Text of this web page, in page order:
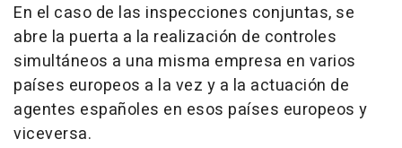
En el caso de las inspecciones conjuntas, se
abre la puerta a la realización de controles
simultáneos a una misma empresa en varios
países europeos a la vez y a la actuación de
agentes españoles en esos países europeos y
viceversa.